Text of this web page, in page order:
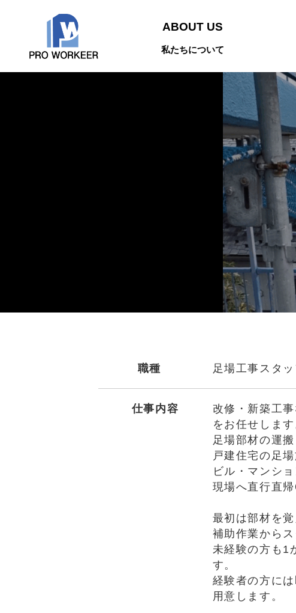
ABOUT US
私たちについて
職種 足場工事スタ
仕事内容
改修・新築工
をお任せします
足場部材の運
戸建住宅の足
ビル・マンシ
現場へ直行直
最初は部材を
補助作業からス
未経験の方も1
す。
経験者の方に
用意します。